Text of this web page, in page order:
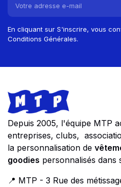
En cliquant sur S'inscrire, vous
Conditions Générales.
Footer
Store information
Depuis 2005, l'équipe MTP
entreprises, clubs,
la personnalisation de
goodies personnalisés dans
📍 MTP - 3 Rue des